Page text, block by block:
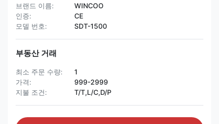
브랜드 이름:
WINCOO
인증:
CE
모델 번호:
SDT-1500
부동산 거래
최소 주문 수량:
1
가격:
999-2999
지불 조건:
T/T,L/C,D/P